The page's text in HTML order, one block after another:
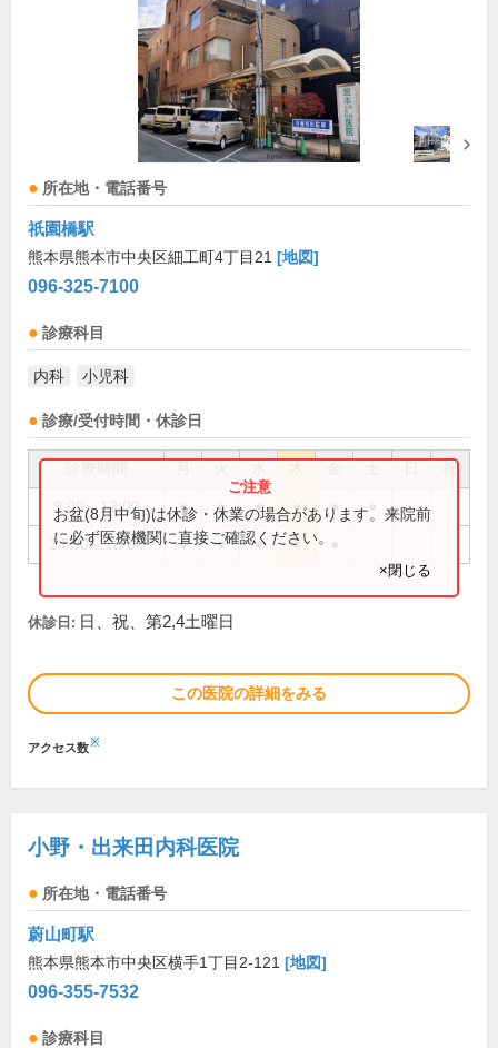
所在地・電話番号
祇園橋駅
熊本県熊本市中央区細工町4丁目21 [地図]
096-325-7100
診療科目
内科 小児科
診療/受付時間・休診日
祝
9:00～13:00 ● ● ● ● ●
14:00～18:00 ● ● ● ●
お盆(8月中旬)は休診・休業の場合があります。来院前
に必ず医療機関に直接ご確認ください。
×閉じる
休診日: 日、祝、第2,4土曜日
この医院の詳細をみる
アクセス数※
小野・出来田内科医院
所在地・電話番号
蔚山町駅
熊本県熊本市中央区横手1丁目2-121 [地図]
096-355-7532
診療科目